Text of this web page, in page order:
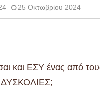
25 Οκτωβρίου 2024
και ΕΣΥ ένας από